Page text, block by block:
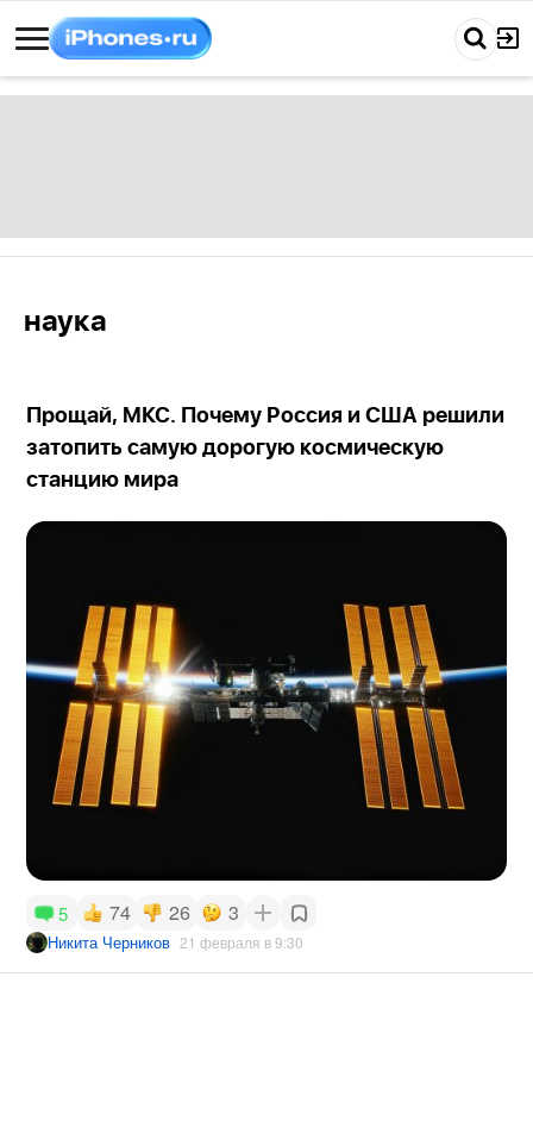
наука
Прощай, МКС. Почему Россия и США решили
затопить самую дорогую космическую
станцию мира
5 74 26 3
Никита Черников 21 февраля в 9:30